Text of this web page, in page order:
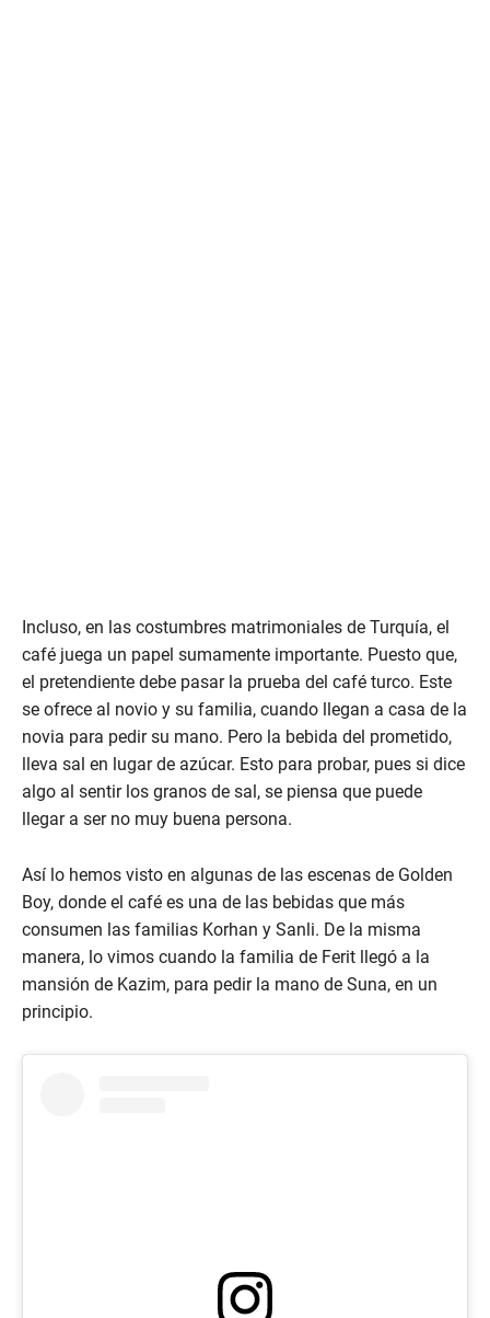
Incluso, en las costumbres matrimoniales de Turquía, el
café juega un papel sumamente importante. Puesto que,
el pretendiente debe pasar la prueba del café turco. Este
se ofrece al novio y su familia, cuando llegan a casa de la
novia para pedir su mano. Pero la bebida del prometido,
lleva sal en lugar de azúcar. Esto para probar, pues si dice
algo al sentir los granos de sal, se piensa que puede
llegar a ser no muy buena persona.
Así lo hemos visto en algunas de las escenas de Golden
Boy, donde el café es una de las bebidas que más
consumen las familias Korhan y Sanli. De la misma
manera, lo vimos cuando la familia de Ferit llegó a la
mansión de Kazim, para pedir la mano de Suna, en un
principio.